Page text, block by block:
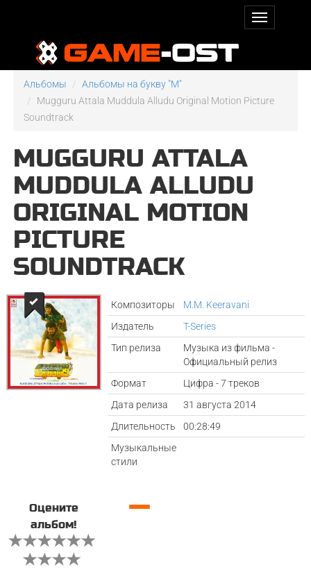
Альбомы
Альбомы на букву "M"
Mugguru Attala Muddula Alludu Original Motion Picture
Soundtrack
MUGGURU ATTALA
MUDDULA ALLUDU
ORIGINAL MOTION
PICTURE
SOUNDTRACK
Композиторы
M.M. Keeravani
Издатель
T-Series
Тип релиза
Музыка из фильма -
Официальный релиз
Формат
Цифра - 7 треков
Дата релиза
31 августа 2014
Длительность
00:28:49
Музыкальные
стили
Оцените
альбом!
—